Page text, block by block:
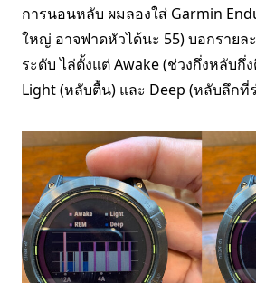
การนอนหลับ ผมลองใส่ Garmin
ใหญ่ อาจฟาดหัวได้นะ 55) บอกรายล
ระดับ ไล่ตั้งแต่ Awake (ช่วงกึ่งหลับกึ่
Light (หลับตื้น) และ Deep (หลับลึกที่